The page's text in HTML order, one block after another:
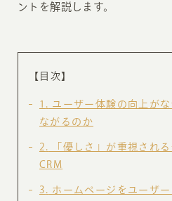
ントを解説します。
【目次】
1
ユーザー体験の向上が
ながるのか
2
「優しさ」が重視され
CRM
3
ホームページをユーザ